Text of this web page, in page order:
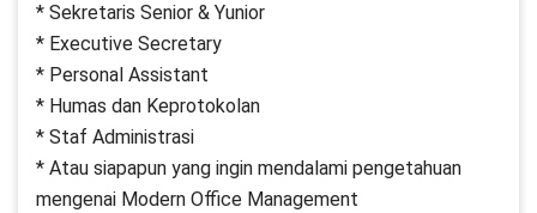
* Sekretaris Senior & Yunior
* Executive Secretary
* Personal Assistant
* Humas dan Keprotokolan
* Staf Administrasi
* Atau siapapun yang ingin mendalami pengetahuan
mengenai Modern Office Management